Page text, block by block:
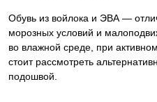
Обувь из войлока и ЭВА —
морозных условий и
во влажной среде, при
стоит рассмотреть
подошвой.